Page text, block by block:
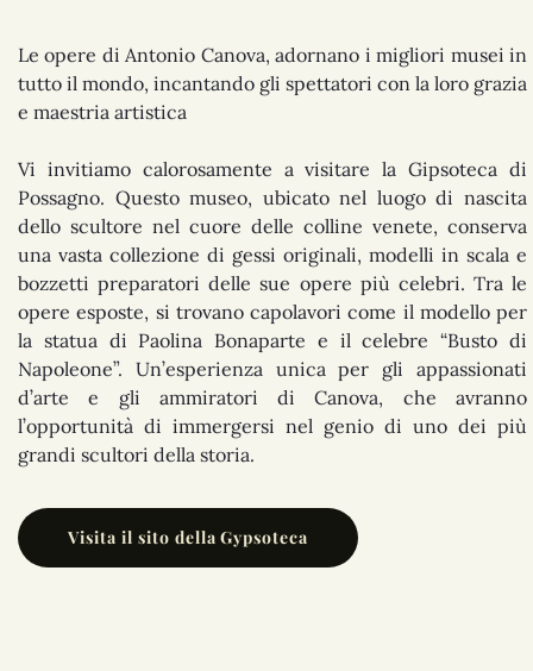
Le opere di Antonio Canova, adornano i migliori musei in
tutto il mondo, incantando gli spettatori con la loro grazia
e maestria artistica
Vi invitiamo calorosamente a visitare la Gipsoteca di
Possagno. Questo museo, ubicato nel luogo di nascita
dello scultore nel cuore delle colline venete, conserva
una vasta collezione di gessi originali, modelli in scala e
bozzetti preparatori delle sue opere più celebri. Tra le
opere esposte, si trovano capolavori come il modello per
la statua di Paolina Bonaparte e il celebre “Busto di
Napoleone”. Un’esperienza unica per gli appassionati
d’arte e gli ammiratori di Canova, che avranno
l’opportunità di immergersi nel genio di uno dei più
grandi scultori della storia.
Visita il sito della Gypsoteca